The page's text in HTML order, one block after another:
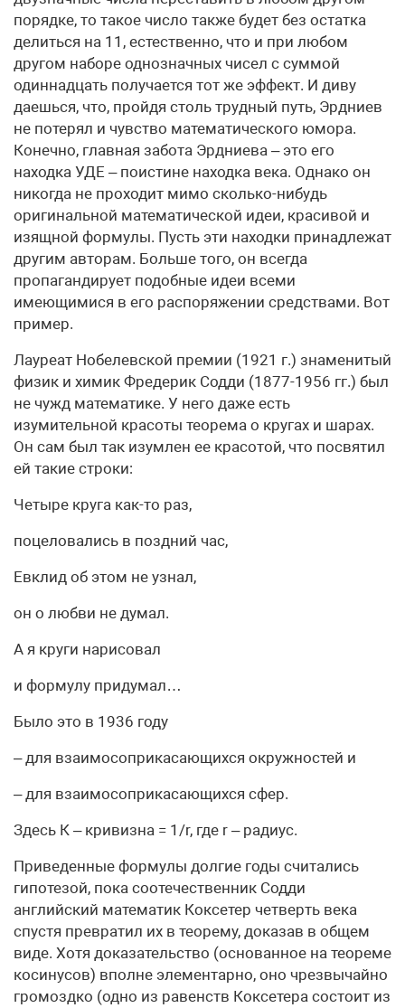
порядке, то такое число также будет без остатка
делиться на 11, естественно, что и при любом
другом наборе однозначных чисел с суммой
одиннадцать получается тот же эффект. И диву
даешься, что, пройдя столь трудный путь, Эрдниев
не потерял и чувство математического юмора.
Конечно, главная забота Эрдниева – это его
находка УДЕ – поистине находка века. Однако он
никогда не проходит мимо сколько-нибудь
оригинальной математической идеи, красивой и
изящной формулы. Пусть эти находки принадлежат
другим авторам. Больше того, он всегда
пропагандирует подобные идеи всеми
имеющимися в его распоряжении средствами. Вот
пример.
Лауреат Нобелевской премии (1921 г.) знаменитый
физик и химик Фредерик Содди (1877-1956 гг.) был
не чужд математике. У него даже есть
изумительной красоты теорема о кругах и шарах.
Он сам был так изумлен ее красотой, что посвятил
ей такие строки:
Четыре круга как-то раз,
поцеловались в поздний час,
Евклид об этом не узнал,
он о любви не думал.
А я круги нарисовал
и формулу придумал…
Было это в 1936 году
– для взаимосоприкасающихся окружностей и
– для взаимосоприкасающихся сфер.
Здесь К – кривизна = 1/r, где r – радиус.
Приведенные формулы долгие годы считались
гипотезой, пока соотечественник Содди
английский математик Коксетер четверть века
спустя превратил их в теорему, доказав в общем
виде. Хотя доказательство (основанное на теореме
косинусов) вполне элементарно, оно чрезвычайно
громоздко (одно из равенств Коксетера состоит из